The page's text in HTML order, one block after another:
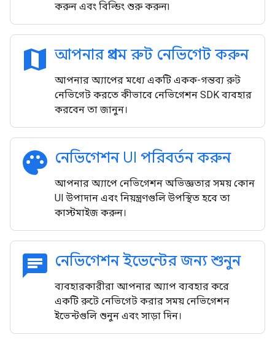
করুন এবং বিল্ডিং শুরু করুন৷
map আপনার প্রথম রুট নেভিগেট করুন
আপনার অ্যাপের মধ্যে একটি একক-গন্তব্য রুট
নেভিগেট করতে কীভাবে নেভিগেশন SDK ব্যবহার
করবেন তা জানুন।
palette নেভিগেশন UI পরিবর্তন করুন
আপনার অ্যাপে নেভিগেশন অভিজ্ঞতার সময় কোন
UI উপাদান এবং নিয়ন্ত্রণগুলি উপস্থিত হবে তা
কাস্টমাইজ করুন।
chat নেভিগেশন ইভেন্টের জন্য শুনুন
ব্যবহারকারীরা আপনার অ্যাপ ব্যবহার করে
একটি রুটে নেভিগেট করার সময় নেভিগেশন
ইভেন্টগুলি শুনুন এবং সাড়া দিন।